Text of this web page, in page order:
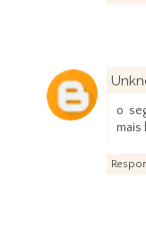
o
mais